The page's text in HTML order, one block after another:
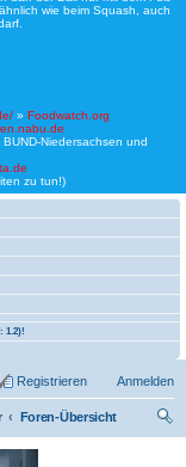
wie beim Squash, auch
» Foodwatch.org
Niedersachsen und
zu tun!)
1.2)!
Anmelden
Registrieren
Foren-Übersicht